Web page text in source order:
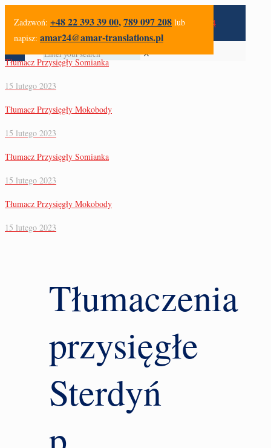
✕
Zadzwoń: +48 22 393 39 00,789 097 208 lub
napisz: amar24@amar-translations.pl
Tłumacz Przysięgły Somianka
15 lutego 2023
Tłumacz Przysięgły Mokobody
15 lutego 2023
Tłumacz Przysięgły Somianka
15 lutego 2023
Tłumacz Przysięgły Mokobody
15 lutego 2023
Tłumaczenia
przysięgłe
Sterdyń